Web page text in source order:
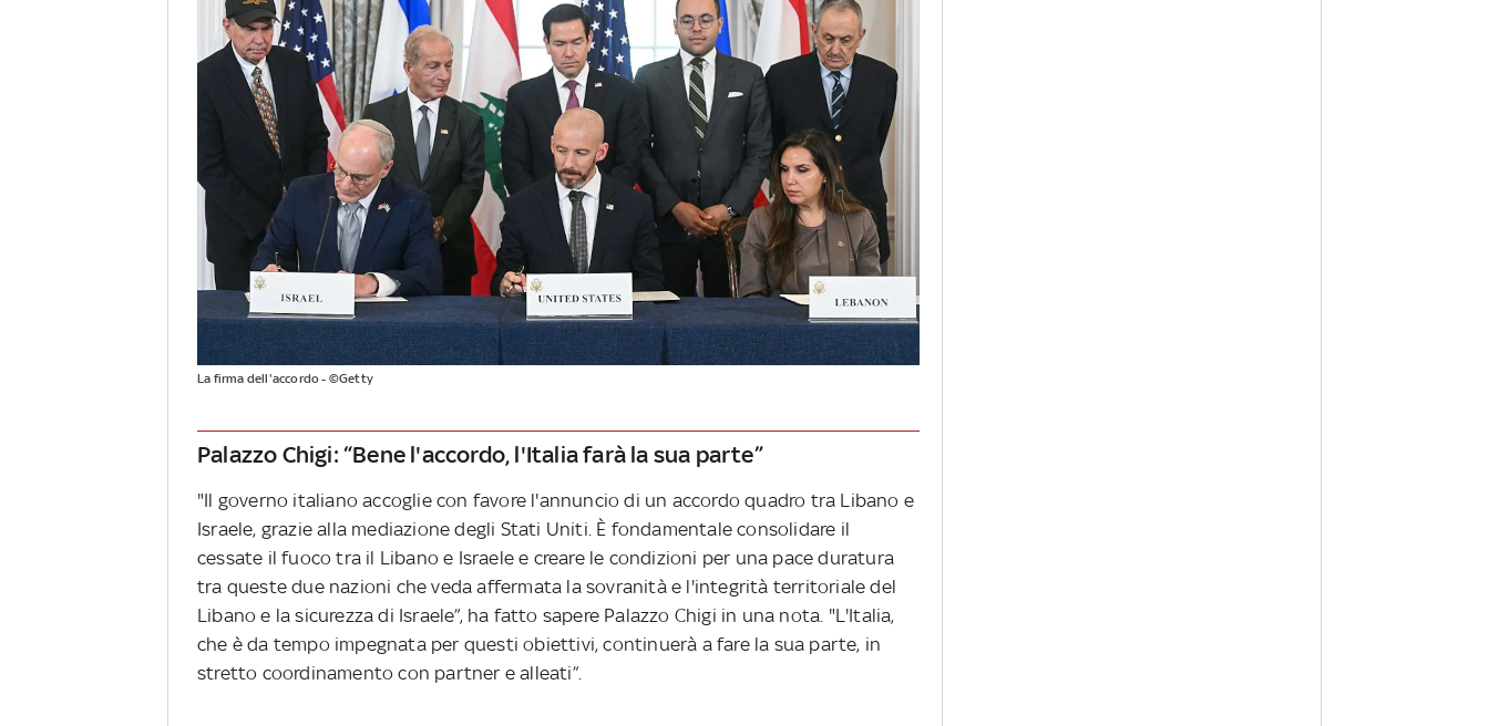
La firma dell'accordo - ©Getty
Palazzo Chigi: “Bene l'accordo, l'Italia farà la sua parte”
"Il governo italiano accoglie con favore l'annuncio di un accordo quadro tra Libano e
Israele, grazie alla mediazione degli Stati Uniti. È fondamentale consolidare il
cessate il fuoco tra il Libano e Israele e creare le condizioni per una pace duratura
tra queste due nazioni che veda affermata la sovranità e l'integrità territoriale del
Libano e la sicurezza di Israele”, ha fatto sapere Palazzo Chigi in una nota. "L'Italia,
che è da tempo impegnata per questi obiettivi, continuerà a fare la sua parte, in
stretto coordinamento con partner e alleati”.